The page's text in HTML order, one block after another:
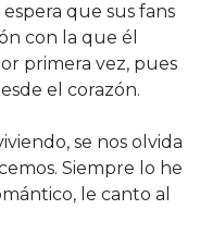
que sus fans
con la que él
primera vez, pues
el corazón.
se nos olvida
Siempre lo he
le canto al